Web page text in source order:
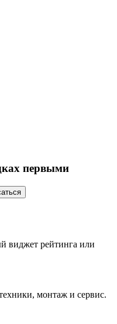
первыми
виджет рейтинга или
монтаж и сервис.